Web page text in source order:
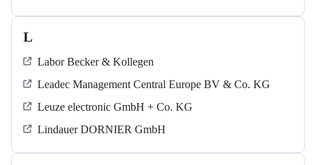
L
Labor Becker & Kollegen
Leadec Management Central Europe BV & Co. KG
Leuze electronic GmbH + Co. KG
Lindauer DORNIER GmbH